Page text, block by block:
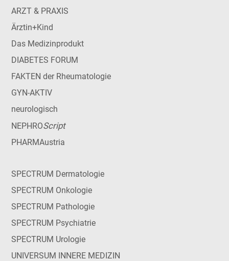
ARZT & PRAXIS
Ärztin+Kind
Das Medizinprodukt
DIABETES FORUM
FAKTEN der Rheumatologie
GYN-AKTIV
neurologisch
NEPHROScript
PHARMAustria
SPECTRUM Dermatologie
SPECTRUM Onkologie
SPECTRUM Pathologie
SPECTRUM Psychiatrie
SPECTRUM Urologie
UNIVERSUM INNERE MEDIZIN